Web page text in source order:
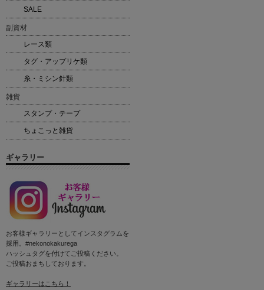
SALE
副資材
レース類
タグ・アップリケ類
糸・ミシン針類
雑貨
スタンプ・テープ
ちょこっと雑貨
ギャラリー
お客様ギャラリーとしてインスタグラムを
採用。#nekonokakurega
ハッシュタグを付けてご投稿ください。
ご投稿おまちしております。
ギャラリーはこちら！